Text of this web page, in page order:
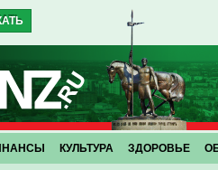
КУЛЬТУРА ЗДОРОВЬЕ